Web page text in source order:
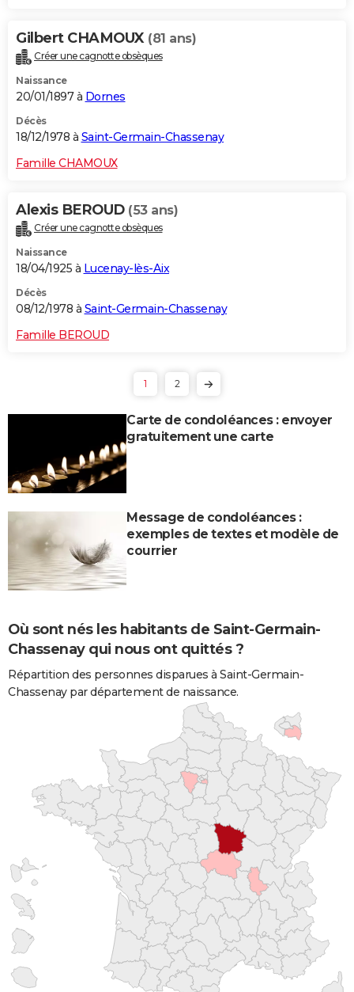
Gilbert CHAMOUX (81 ans)
Créer une cagnotte obsèques
Naissance
20/01/1897 à Dornes
Décès
18/12/1978 à Saint-Germain-Chassenay
Famille CHAMOUX
Alexis BEROUD (53 ans)
Créer une cagnotte obsèques
Naissance
18/04/1925 à Lucenay-lès-Aix
Décès
08/12/1978 à Saint-Germain-Chassenay
Famille BEROUD
1 2
Carte de condoléances : envoyer
gratuitement une carte
Message de condoléances :
exemples de textes et modèle de
courrier
Où sont nés les habitants de Saint-Germain-
Chassenay qui nous ont quittés ?
Répartition des personnes disparues à Saint-Germain-
Chassenay par département de naissance.